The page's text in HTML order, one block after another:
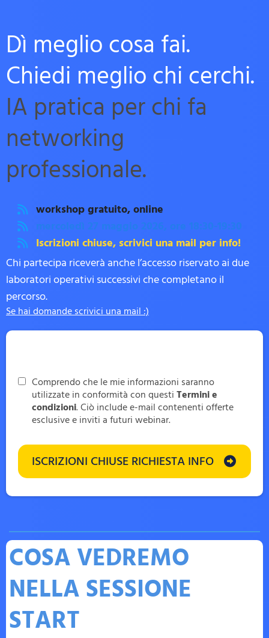
Dì meglio cosa fai.
Chiedi meglio chi cerchi.
IA pratica per chi fa
networking
professionale.
workshop gratuito, online
Iscrizioni chiuse, scrivici una mail per info!
Chi partecipa riceverà anche l’accesso riservato ai due
laboratori operativi successivi che completano il
percorso.
Se hai domande scrivici una mail :)
Comprendo che le mie informazioni saranno
utilizzate in conformità con questi Termini e
condizioni. Ciò include e-mail contenenti offerte
esclusive e inviti a futuri webinar.
ISCRIZIONI CHIUSE RICHIESTA INFO
COSA VEDREMO
NELLA SESSIONE
START